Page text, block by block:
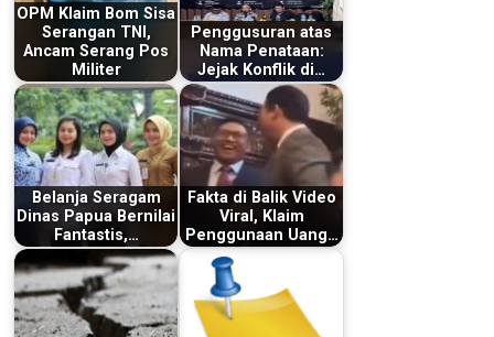
OPM Klaim Bom Sisa
Serangan TNI,
Ancam Serang Pos
Militer
Penggusuran atas
Nama Penataan:
Jejak Konflik di…
Belanja Seragam
Dinas Papua Bernilai
Fantastis,…
Fakta di Balik Video
Viral, Klaim
Penggunaan Uang…